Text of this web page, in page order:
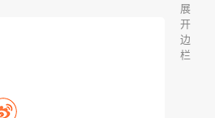
展
开
边
栏